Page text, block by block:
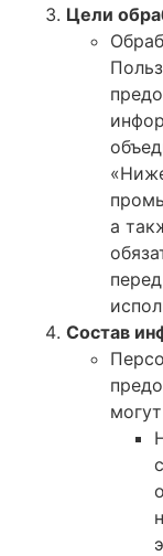
Цели
а
Состав